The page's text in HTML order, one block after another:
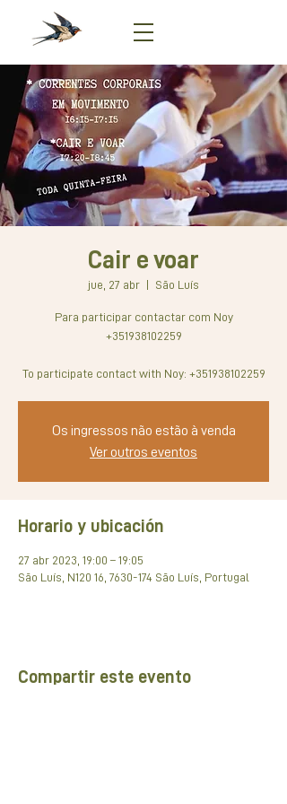
Cair e voar
jue, 27 abr São Luís
Para participar contactar com Noy
+351938102259
To participate contact with Noy: +351938102259
Os ingressos não estão à venda
Ver outros eventos
Horario y ubicación
27 abr 2023, 19:00 – 19:05
São Luís, N120 16, 7630-174 São Luís, Portugal
Compartir este evento